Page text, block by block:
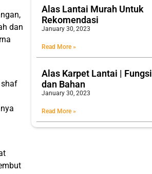
dan
Alas Lantai Murah Untuk
Rekomendasi
January 30, 2023
Read More »
Alas Karpet Lantai | Fungsi
dan Bahan
January 30, 2023
Read More »